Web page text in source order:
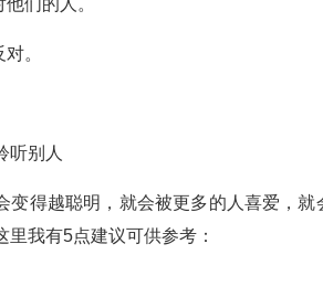
们的人。
。
听别人
变得越聪明，就会被更多的人喜爱，
我有5点建议可供参考：